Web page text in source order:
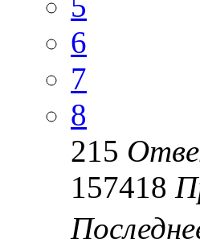
6
7
8
215
157418